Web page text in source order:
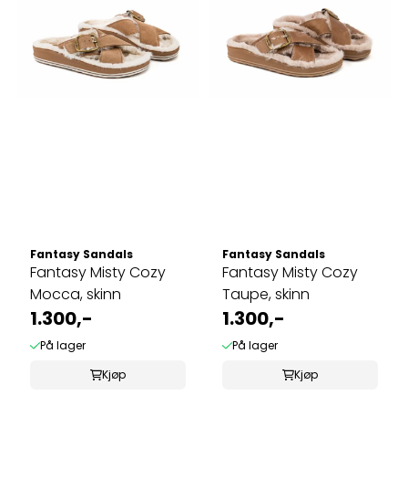
Fantasy Sandals
Fantasy Misty Cozy
Mocca, skinn
1.300,-
På lager
Kjøp
Fantasy Sandals
Fantasy Misty Cozy
Taupe, skinn
1.300,-
På lager
Kjøp